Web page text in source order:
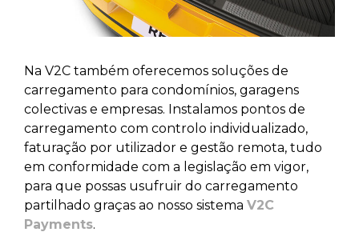
Na V2C também oferecemos soluções de
carregamento para condomínios, garagens
colectivas e empresas. Instalamos pontos de
carregamento com controlo individualizado,
faturação por utilizador e gestão remota, tudo
em conformidade com a legislação em vigor,
para que possas usufruir do carregamento
partilhado graças ao nosso sistema V2C
Payments.